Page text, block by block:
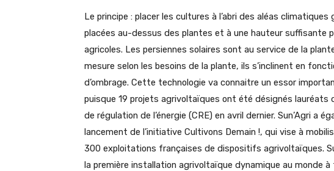
Le principe : placer les cultures à l’abri des aléas
placées au-dessus des plantes et à une hauteur suffisante
agricoles. Les persiennes solaires sont au service de la
mesure selon les besoins de la plante, ils s’inclinent en
d’ombrage. Cette technologie va connaitre un essor
puisque 19 projets agrivoltaïques ont été désignés lauréats
de régulation de l’énergie (CRE) en avril dernier. Sun’Agri a
lancement de l’initiative Cultivons Demain !, qui vise à
300 exploitations françaises de dispositifs agrivoltaïques.
la première installation agrivoltaïque dynamique au monde à